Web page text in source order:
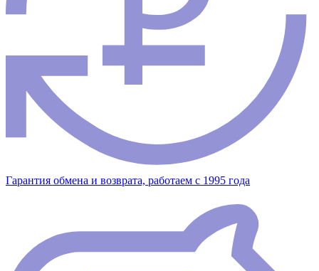
Гарантия обмена и возврата, работаем с 1995 года